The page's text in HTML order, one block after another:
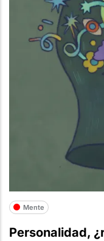
Mente
Personalidad,